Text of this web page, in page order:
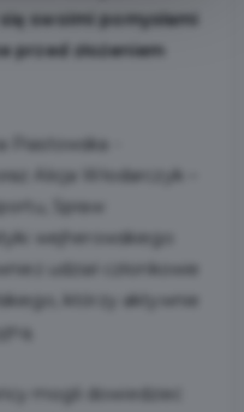
swoimi pomysłami
przed złożeniem
Piastowska -
Alicja Włodarczyk –
Spraw
wejherowskiego
udział członkowie
którzy aktywnie
mogli dowiedzieć